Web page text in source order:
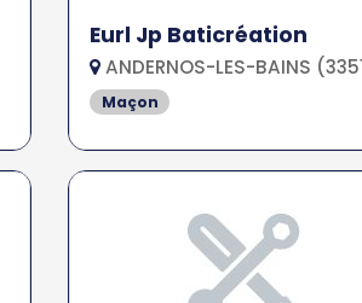
Eurl Jp Baticréation
ANDERNOS-LES-BAINS
Maçon